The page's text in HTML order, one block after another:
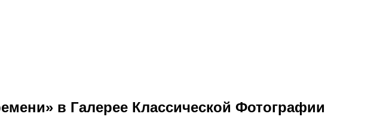
в Галерее Классической Фотографии